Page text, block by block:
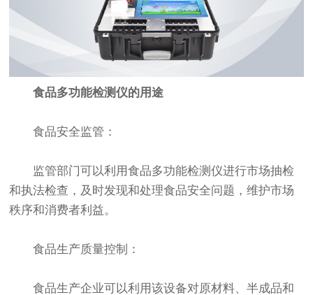
食品多功能检测仪的用途
食品安全监管：
监管部门可以利用食品多功能检测仪进行市场抽检
和执法检查，及时发现和处理食品安全问题，维护市场
秩序和消费者利益。
食品生产质量控制：
食品生产企业可以利用该设备对原材料、半成品和